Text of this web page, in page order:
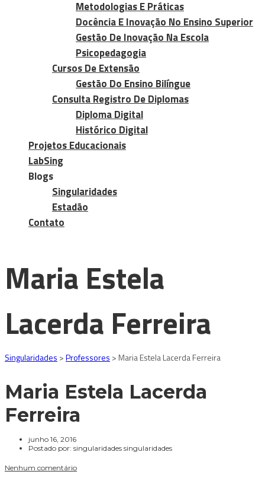
Metodologias E Práticas
Docência E Inovação No Ensino Superior
Gestão De Inovação Na Escola
Psicopedagogia
Cursos De Extensão
Gestão Do Ensino Bilíngue
Consulta Registro De Diplomas
Diploma Digital
Histórico Digital
Projetos Educacionais
LabSing
Blogs
Singularidades
Estadão
Contato
Maria Estela
Lacerda Ferreira
Singularidades >Professores > Maria Estela Lacerda Ferreira
Maria Estela Lacerda
Ferreira
junho 16, 2016
Postado por: singularidades singularidades
Nenhum comentário